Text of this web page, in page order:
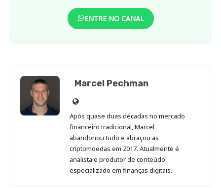
ENTRE NO CANAL
Marcel Pechman
Site
de
Marcel
Pechman
Após quase duas décadas no mercado
financeiro tradicional, Marcel
abandonou tudo e abraçou as
criptomoedas em 2017. Atualmente é
analista e produtor de conteúdo
especializado em finanças digitais.